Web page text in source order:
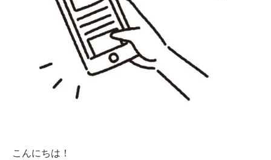
こんにちは！